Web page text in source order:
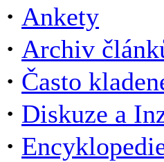
· Ankety
· Archiv
· Často
· Diskuze a
·